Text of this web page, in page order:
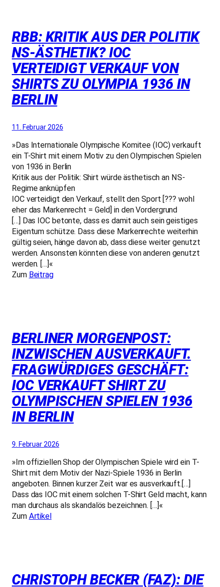
RBB: KRITIK AUS DER POLITIK
NS-ÄSTHETIK? IOC
VERTEIDIGT VERKAUF VON
SHIRTS ZU OLYMPIA 1936 IN
BERLIN
11. Februar 2026
»Das Internationale Olympische Komitee (IOC) verkauft
ein T-Shirt mit einem Motiv zu den Olympischen Spielen
von 1936 in Berlin
Kritik aus der Politik: Shirt würde ästhetisch an NS-
Regime anknüpfen
IOC verteidigt den Verkauf, stellt den Sport [??? wohl
eher das Markenrecht = Geld] in den Vordergrund
[…] Das IOC betonte, dass es damit auch sein geistiges
Eigentum schütze. Dass diese Markenrechte weiterhin
gültig seien, hänge davon ab, dass diese weiter genutzt
werden. Ansonsten könnten diese von anderen genutzt
werden. […]«
Zum Beitrag
BERLINER MORGENPOST:
INZWISCHEN AUSVERKAUFT.
FRAGWÜRDIGES GESCHÄFT:
IOC VERKAUFT SHIRT ZU
OLYMPISCHEN SPIELEN 1936
IN BERLIN
9. Februar 2026
»Im offiziellen Shop der Olympischen Spiele wird ein T-
Shirt mit dem Motiv der Nazi-Spiele 1936 in Berlin
angeboten. Binnen kurzer Zeit war es ausverkauft.[…]
Dass das IOC mit einem solchen T-Shirt Geld macht, kann
man durchaus als skandalös bezeichnen. […]«
Zum Artikel
CHRISTOPH BECKER (FAZ): DIE